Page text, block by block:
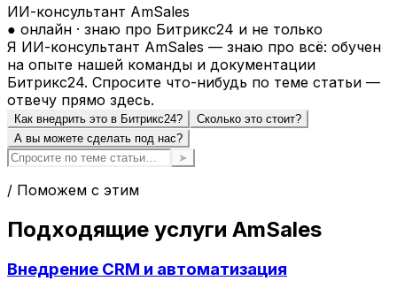
ИИ-консультант AmSales
● онлайн · знаю про Битрикс24 и не только
Я ИИ-консультант AmSales — знаю про всё: обучен
на опыте нашей команды и документации
Битрикс24. Спросите что-нибудь по теме статьи —
отвечу прямо здесь.
Как внедрить это в Битрикс24?
Сколько это стоит?
А вы можете сделать под нас?
➤
/ Поможем с этим
Подходящие услуги AmSales
Внедрение CRM и автоматизация